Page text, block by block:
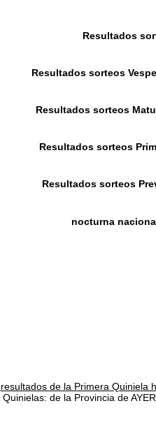
Resultados
Resultados sorteos
Resultados sorteos
Resultados sorteos
Resultados sorteos
nocturna
resultados de la Primera Quiniela
Quinielas: de la Provincia de